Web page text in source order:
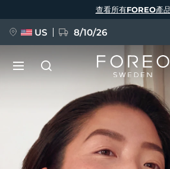
查看所有FOREO產品
US 8/10/26
BREAKING NEWS
English Deutsch